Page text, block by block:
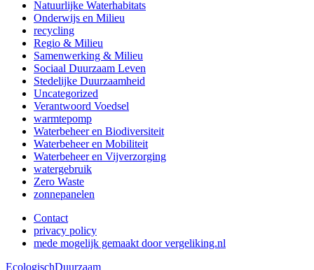
Natuurlijke Waterhabitats
Onderwijs en Milieu
recycling
Regio & Milieu
Samenwerking & Milieu
Sociaal Duurzaam Leven
Stedelijke Duurzaamheid
Uncategorized
Verantwoord Voedsel
warmtepomp
Waterbeheer en Biodiversiteit
Waterbeheer en Mobiliteit
Waterbeheer en Vijverzorging
watergebruik
Zero Waste
zonnepanelen
Contact
privacy policy
mede mogelijk gemaakt door vergeliking.nl
EcologischDuurzaam